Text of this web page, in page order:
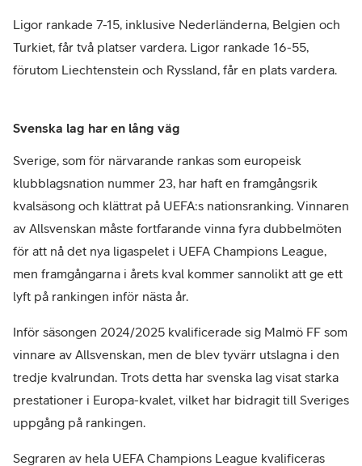
Ligor rankade 7-15, inklusive Nederländerna, Belgien och
Turkiet, får två platser vardera. Ligor rankade 16-55,
förutom Liechtenstein och Ryssland, får en plats vardera.
Svenska lag har en lång väg
Sverige, som för närvarande rankas som europeisk
klubblagsnation nummer 23, har haft en framgångsrik
kvalsäsong och klättrat på UEFA:s nationsranking. Vinnaren
av Allsvenskan måste fortfarande vinna fyra dubbelmöten
för att nå det nya ligaspelet i UEFA Champions League,
men framgångarna i årets kval kommer sannolikt att ge ett
lyft på rankingen inför nästa år.
Inför säsongen 2024/2025 kvalificerade sig Malmö FF som
vinnare av Allsvenskan, men de blev tyvärr utslagna i den
tredje kvalrundan. Trots detta har svenska lag visat starka
prestationer i Europa-kvalet, vilket har bidragit till Sveriges
uppgång på rankingen.
Segraren av hela UEFA Champions League kvalificeras